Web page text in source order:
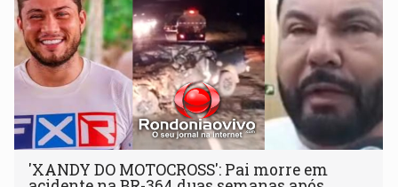
'XANDY DO MOTOCROSS': Pai morre em